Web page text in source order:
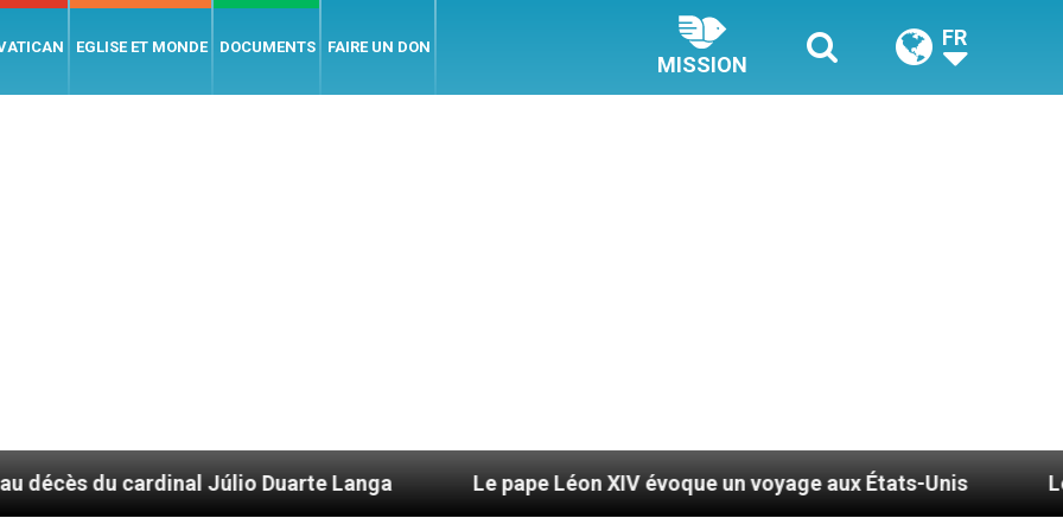
EGLISE ET MONDE DOCUMENTS FAIRE UN DON
MISSION
FR
Júlio Duarte Langa Le pape Léon XIV évoque un voyage aux États-Unis Le pape Léon